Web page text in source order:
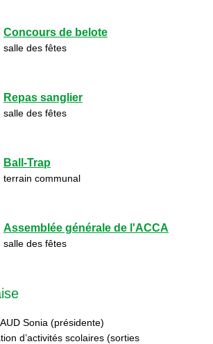
Concours de belote
salle des fêtes
Repas sanglier
salle des fêtes
Ball-Trap
terrain communal
Assemblée générale de l'ACCA
salle des fêtes
Sonia (présidente)
d’activités scolaires (sorties